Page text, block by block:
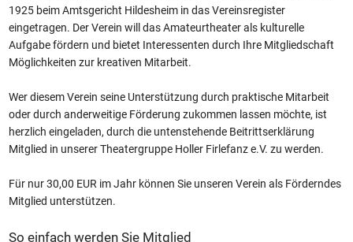
1925 beim Amtsgericht Hildesheim in das Vereinsregister
eingetragen. Der Verein will das Amateurtheater als kulturelle
Aufgabe fördern und bietet Interessenten durch Ihre Mitgliedschaft
Möglichkeiten zur kreativen Mitarbeit.
Wer diesem Verein seine Unterstützung durch praktische Mitarbeit
oder durch anderweitige Förderung zukommen lassen möchte, ist
herzlich eingeladen, durch die untenstehende Beitrittserklärung
Mitglied in unserer Theatergruppe Holler Firlefanz e.V. zu werden.
Für nur 30,00 EUR im Jahr können Sie unseren Verein als Förderndes
Mitglied unterstützen.
So einfach werden Sie Mitglied